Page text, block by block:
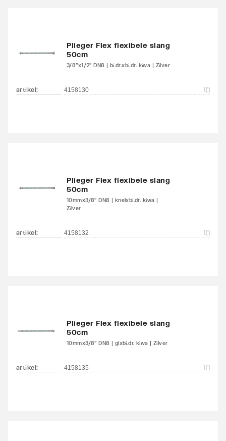
Plieger Flex flexibele slang
50cm
3/8"x1/2" DN8 | bi.dr.xbi.dr. kiwa | Zilver
artikel: 4158130
Plieger Flex flexibele slang
50cm
10mmx3/8" DN8 | knelxbi.dr. kiwa |
Zilver
artikel: 4158132
Plieger Flex flexibele slang
50cm
10mmx3/8" DN8 | glxbi.dr. kiwa | Zilver
artikel: 4158135